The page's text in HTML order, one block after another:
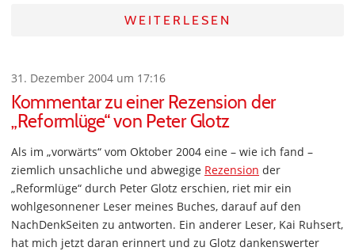
WEITERLESEN
31. Dezember 2004 um 17:16
Kommentar zu einer Rezension der
„Reformlüge“ von Peter Glotz
Als im „vorwärts“ vom Oktober 2004 eine – wie ich fand –
ziemlich unsachliche und abwegige Rezension der
„Reformlüge“ durch Peter Glotz erschien, riet mir ein
wohlgesonnener Leser meines Buches, darauf auf den
NachDenkSeiten zu antworten. Ein anderer Leser, Kai Ruhsert,
hat mich jetzt daran erinnert und zu Glotz dankenswerter